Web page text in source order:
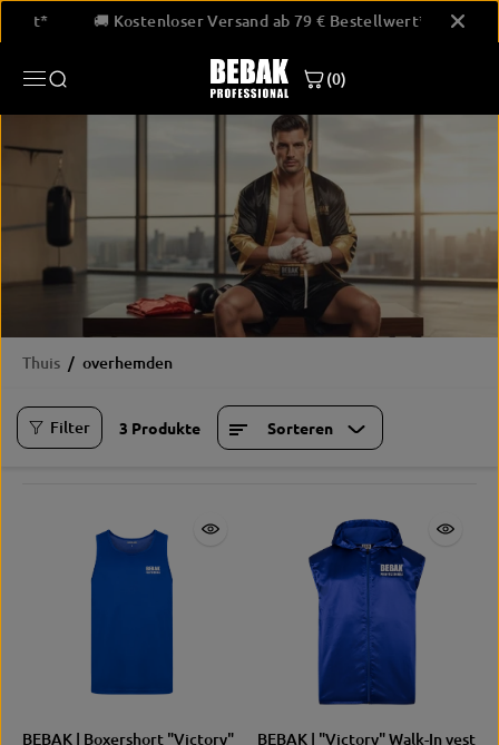
GA NAAR
INHOUD 🚚 Kostenloser Versand ab 79 € Bestellwert*
(0)
Thuis overhemden
Filter 3 Produkte Sorteren
XXL XL L
M
BEBAK | Boxershort "Victory" SIZE XL L M S
BEBAK | "Victory" Walk-In vest